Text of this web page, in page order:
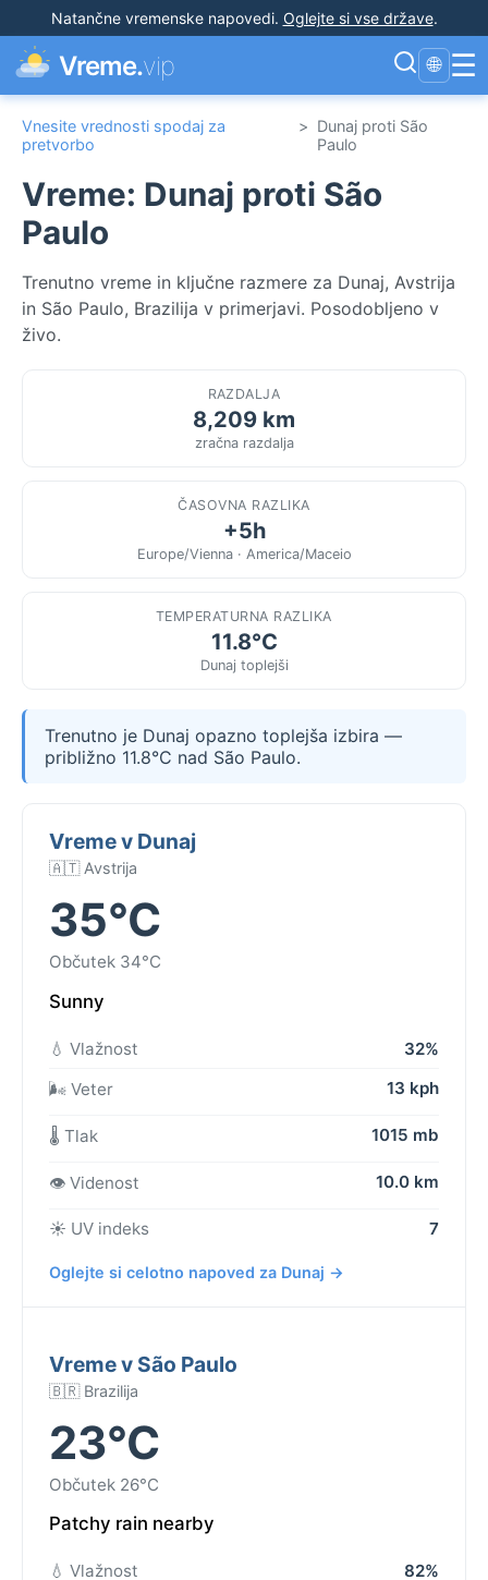
Natančne vremenske napovedi. Oglejte si vse države.
Vreme.vip 🌐 ☰
Vnesite vrednosti spodaj za
pretvorbo
> Dunaj proti São
Paulo
Vreme: Dunaj proti São
Paulo
Trenutno vreme in ključne razmere za Dunaj, Avstrija
in São Paulo, Brazilija v primerjavi. Posodobljeno v
živo.
RAZDALJA
8,209 km
zračna razdalja
ČASOVNA RAZLIKA
+5h
Europe/Vienna · America/Maceio
TEMPERATURNA RAZLIKA
11.8°C
Dunaj toplejši
Trenutno je Dunaj opazno toplejša izbira —
približno 11.8°C nad São Paulo.
Vreme v Dunaj
🇦🇹 Avstrija
35°C
Občutek 34°C
Sunny
💧 Vlažnost
32%
🌬️ Veter
13 kph
🌡️ Tlak 1015 mb
👁️ Videnost 10.0 km
☀️ UV indeks 7
Oglejte si celotno napoved za Dunaj →
Vreme v São Paulo
🇧🇷 Brazilija
23°C
Občutek 26°C
Patchy rain nearby
💧 Vlažnost
82%